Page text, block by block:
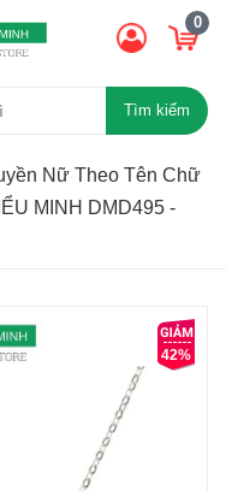
0
Tìm kiếm
Nữ Theo Tên Chữ
MINH DMD495 -
42%